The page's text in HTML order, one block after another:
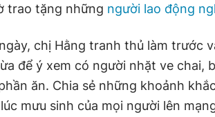
trao tặng những người lao động
chị Hằng tranh thủ làm trước
để ý xem có người nhặt ve chai,
ăn. Chia sẻ những khoảnh
mưu sinh của mọi người lên